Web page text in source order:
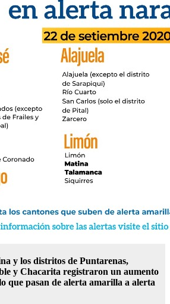
y los distritos de Puntarenas,
y Chacarita registraron un aumento
que pasan de alerta amarilla a alerta